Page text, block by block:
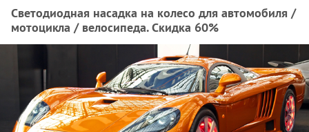
Светодиодная насадка на колесо для автомобиля /
мотоцикла / велосипеда. Скидка 60%